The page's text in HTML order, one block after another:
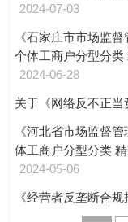
2024-07-03
《石家庄市市场监
个体工商户分型分
2024-06-28
关于《网络反不正
《河北省市场监督
体工商户分型分类
2024-05-06
《经营者反垄断合